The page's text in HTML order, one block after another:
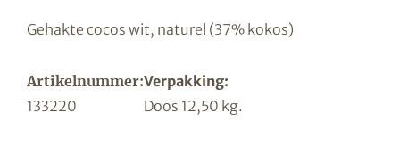
Gehakte cocos wit, naturel (37% kokos)
Artikelnummer:Verpakking:
133220
Doos 12,50 kg.